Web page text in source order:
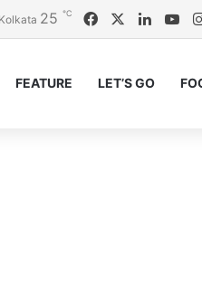
Kolkata 25 ℃ Facebook
FEATURE LET’S GO